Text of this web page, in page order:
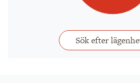
Sök efter